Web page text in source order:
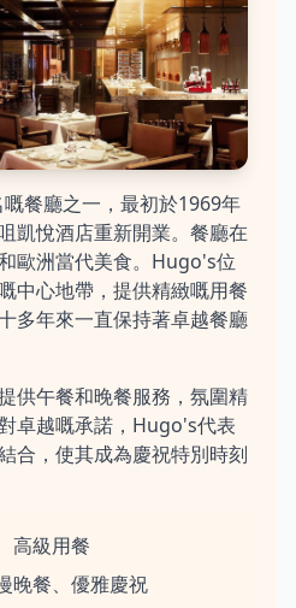
餐廳之一，最初於1969年
凱悅酒店重新開業。餐廳在
歐洲當代美食。Hugo's位
中心地帶，提供精緻嘅用餐
多年來一直保持著卓越餐廳
供午餐和晚餐服務，氛圍精
卓越嘅承諾，Hugo's代表
合，使其成為慶祝特別時刻
高級用餐
晚餐、優雅慶祝